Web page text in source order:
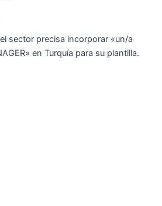
sector precisa incorporar «un/a
en Turquía para su plantilla.